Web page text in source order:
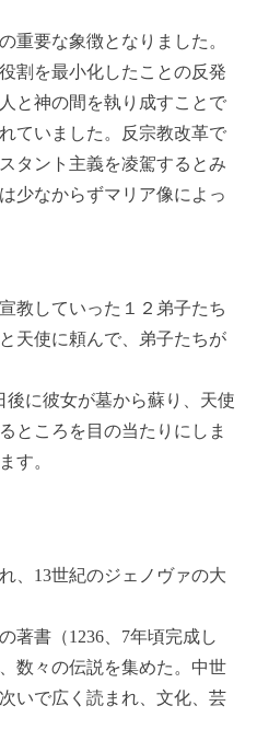
重要な象徴となりました。
割を最小化したことの反発
と神の間を執り成すことで
ていました。反宗教改革で
タント主義を凌駕するとみ
少なからずマリア像によっ
教していった１２弟子たち
天使に頼んで、弟子たちが
に彼女が墓から蘇り、天使
ところを目の当たりにしま
す。
、13世紀のジェノヴァの大
著書（1236、7年頃完成し
数々の伝説を集めた。中世
いで広く読まれ、文化、芸